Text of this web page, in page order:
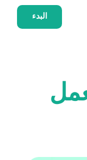
البدء
العمل